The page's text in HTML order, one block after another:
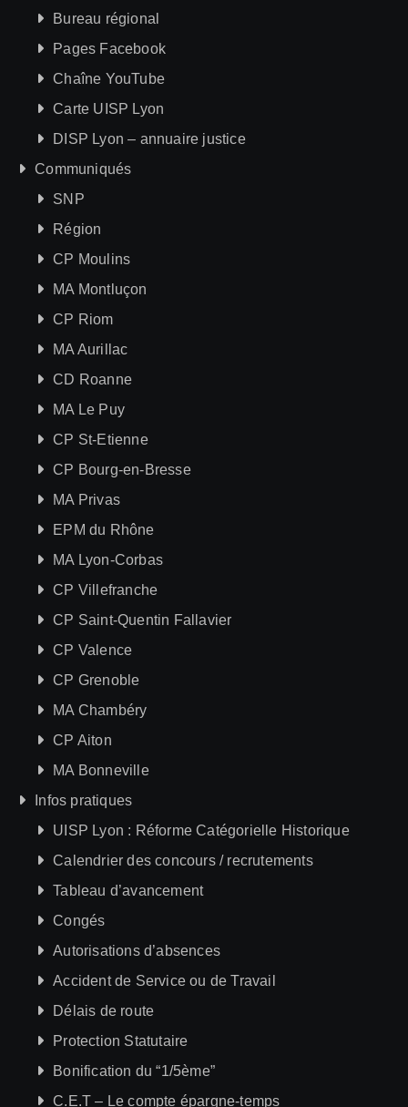
Bureau régional
Pages Facebook
Chaîne YouTube
Carte UISP Lyon
DISP Lyon – annuaire justice
Communiqués
SNP
Région
CP Moulins
MA Montluçon
CP Riom
MA Aurillac
CD Roanne
MA Le Puy
CP St-Etienne
CP Bourg-en-Bresse
MA Privas
EPM du Rhône
MA Lyon-Corbas
CP Villefranche
CP Saint-Quentin Fallavier
CP Valence
CP Grenoble
MA Chambéry
CP Aiton
MA Bonneville
Infos pratiques
UISP Lyon : Réforme Catégorielle Historique
Calendrier des concours / recrutements
Tableau d’avancement
Congés
Autorisations d’absences
Accident de Service ou de Travail
Délais de route
Protection Statutaire
Bonification du “1/5ème”
C.E.T – Le compte épargne-temps